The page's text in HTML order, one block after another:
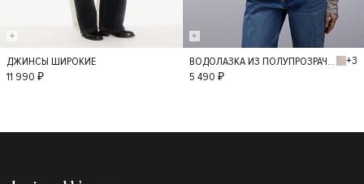
36
ДЖИНСЫ ШИРОКИЕ
11 990 ₽
M
ВОДОЛАЗКА ИЗ ПОЛУПРОЗРАЧНОГО ТРИКОТАЖА
+3
5 490 ₽